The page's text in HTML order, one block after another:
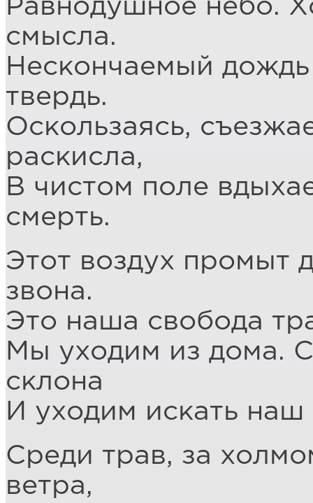
Равнодушное небо.
смысла.
Нескончаемый
твердь.
Оскользаясь,
раскисла,
В чистом поле
смерть.
Этот воздух промыт
звона.
Это наша свобода
Мы уходим из дома.
склона
И уходим искать
Среди трав, за
ветра,